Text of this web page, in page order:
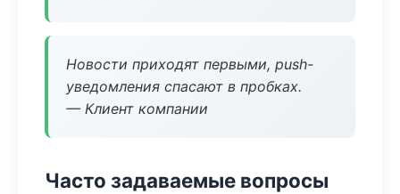
Новости приходят первыми, push-
уведомления спасают в пробках.
— Клиент компании
Часто задаваемые вопросы